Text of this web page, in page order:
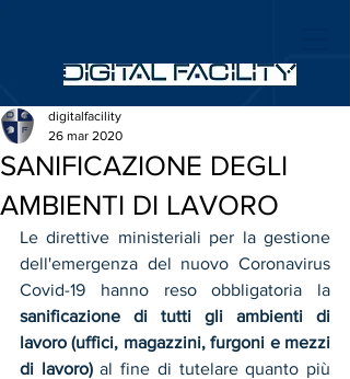
SANIFICAZIONE DEGLI
AMBIENTI DI LAVORO
digitalfacility
26 mar 2020
Le direttive ministeriali per la gestione
dell'emergenza del nuovo Coronavirus
sanificazione di tutti gli ambienti di
lavoro (uffici, magazzini, furgoni e mezzi
di lavoro) al fine di tutelare quanto più